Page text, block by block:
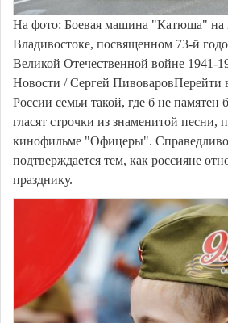
На фото: Боевая машина "Катюша" на
Владивостоке, посвященном 73-й
Великой Отечественной войне 1941-
Новости / Сергей ПивоваровПерейти
России семьи такой, где б не памятен
гласят строчки из знаменитой песни,
кинофильме "Офицеры".
подтверждается тем, как россияне
празднику.